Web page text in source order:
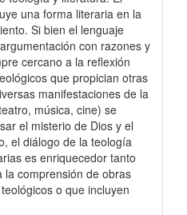
una forma literaria en la
Si bien el lenguaje
con razones y
cercano a la reflexión
que propician otras
manifestaciones de la
música, cine) se
el misterio de Dios y el
el diálogo de la teología
es enriquecedor tanto
comprensión de obras
o que incluyen